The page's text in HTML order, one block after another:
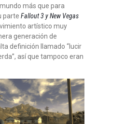
más que para
parte Fallout 3 y New Vegas
artístico muy
generación de
definición llamado “lucir
así que tampoco eran